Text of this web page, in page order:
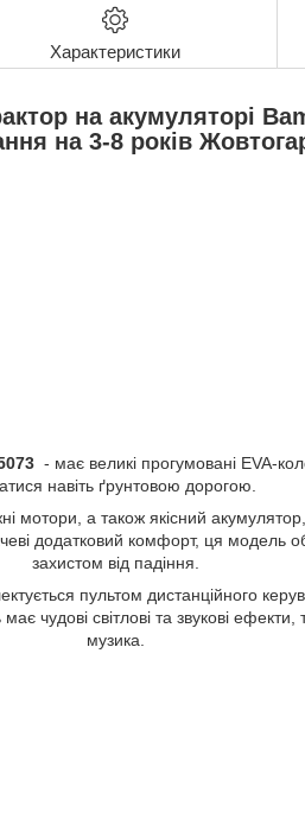
Характеристики
на акумуляторі
на 3-8 років
- має великі прогумовані EVA-
навіть ґрунтовою дорогою.
мотори, а також якісний
додатковий комфорт, ця модель
захистом від падіння.
пультом дистанційного
чудові світлові та звукові
музика.